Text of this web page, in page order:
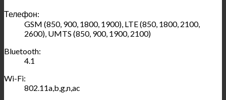
Телефон:
GSM (850, 900, 1800, 1900), LTE (850, 1800, 2100,
2600), UMTS (850, 900, 1900, 2100)
Bluetooth:
4.1
Wi-Fi:
802.11a,b,g,n,ac